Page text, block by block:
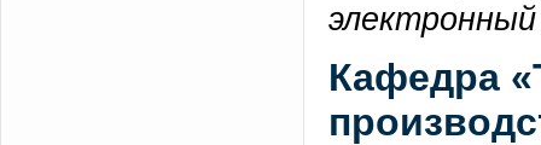
Кафедра